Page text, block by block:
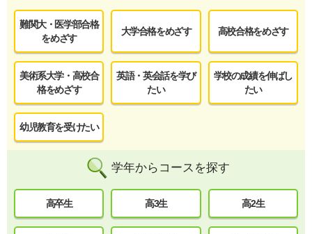
難関大・医学部合格
をめざす
大学合格をめざす 高校合格をめざす
美術系大学・高校合
格をめざす
英語・英会話を学び
たい
学校の成績を伸ばし
たい
幼児教育を受けたい
学年からコースを探す
高卒生 高3生 高2生